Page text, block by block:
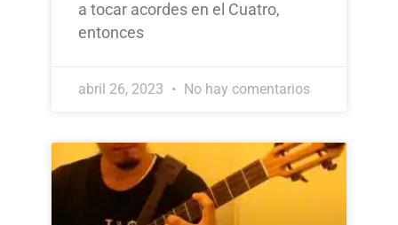
a tocar acordes en el Cuatro,
entonces
abril 26, 2023 No hay comentarios